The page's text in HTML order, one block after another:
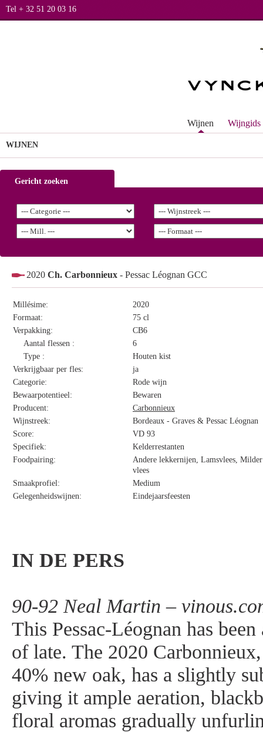
Tel + 32 51 20 03 16
Wijnen Wijngids
WIJNEN
Gericht zoeken
2020 Ch. Carbonnieux - Pessac Léognan GCC
Millésime:
2020
Formaat:
75 cl
Verpakking:
CB6
Aantal flessen :
6
Type :
Houten kist
Verkrijgbaar per fles:
ja
Categorie:
Rode wijn
Bewaarpotentieel:
Bewaren
Producent:
Carbonnieux
Wijnstreek:
Bordeaux - Graves & Pessac Léognan
Score:
VD 93
Specifiek:
Kelderrestanten
Foodpairing:
Andere lekkernijen, Lamsvlees,
vlees
Smaakprofiel:
Medium
Gelegenheidswijnen:
Eindejaarsfeesten
IN DE PERS
90-92 Neal Martin –
This Pessac-Léognan has
of late. The 2020
40% new oak, has a slightly
giving it ample aeration,
floral aromas gradually